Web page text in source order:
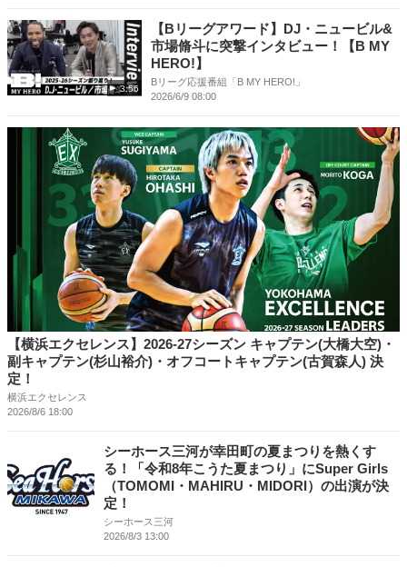
3:56
【Bリーグアワード】DJ・ニュービル&
市場脩斗に突撃インタビュー！【B MY
HERO!】
Bリーグ応援番組「B MY HERO!」
2026/6/9 08:00
【横浜エクセレンス】2026-27シーズン キャプテン(大橋大空)・
副キャプテン(杉山裕介)・オフコートキャプテン(古賀森人) 決
定！
横浜エクセレンス
2026/8/6 18:00
シーホース三河が幸田町の夏まつりを熱くす
る！「令和8年こうた夏まつり」にSuper Girls
（TOMOMI・MAHIRU・MIDORI）の出演が決
定！
シーホース三河
2026/8/3 13:00